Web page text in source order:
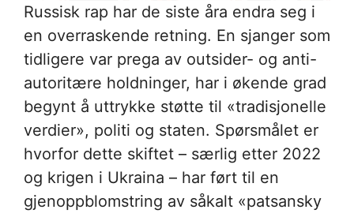
Russisk rap har de siste åra endra seg i
en overraskende retning. En sjanger som
tidligere var prega av outsider- og anti-
autoritære holdninger, har i økende grad
begynt å uttrykke støtte til «tradisjonelle
verdier», politi og staten. Spørsmålet er
hvorfor dette skiftet – særlig etter 2022
og krigen i Ukraina – har ført til en
gjenoppblomstring av såkalt «patsansky